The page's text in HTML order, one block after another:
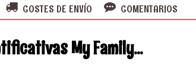
COSTES DE ENVÍO COMENTARIOS
My Family...